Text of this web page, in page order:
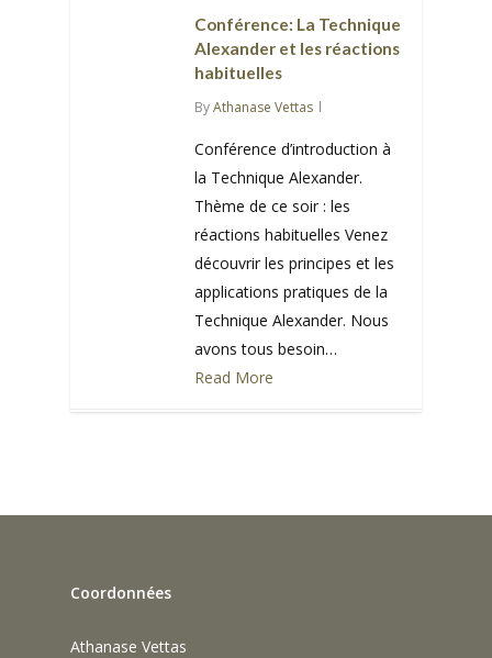
Conférence: La Technique
Alexander et les réactions
habituelles
ByAthanase Vettas
Conférence d’introduction à
la Technique Alexander.
Thème de ce soir : les
réactions habituelles Venez
découvrir les principes et les
applications pratiques de la
Technique Alexander. Nous
avons tous besoin…
Read More
Coordonnées
Athanase Vettas